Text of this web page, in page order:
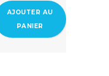
AJOUTER AU
PANIER